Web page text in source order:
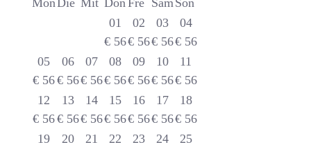
MonDie Mit DonFre SamSon
01
€ 56
02
€ 56
03
€ 56
04
€ 56
05
€ 56
06
€ 56
07
€ 56
08
€ 56
09
€ 56
10
€ 56
11
€ 56
12
€ 56
13
€ 56
14
€ 56
15
€ 56
16
€ 56
17
€ 56
18
€ 56
19
20
21
22
23
24
25